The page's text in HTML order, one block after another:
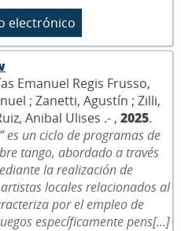
Emanuel Regis Frusso,
; Zanetti, Agustín ; Zilli,
Anibal Ulises .- , 2025.
es un ciclo de programas de
tango, abordado a través
la realización de
locales relacionados al
por el empleo de
específicamente pens[...]